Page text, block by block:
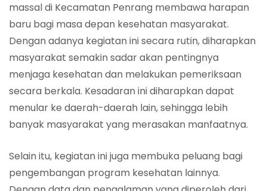
massal di Kecamatan Penrang membawa harapan
baru bagi masa depan kesehatan masyarakat.
Dengan adanya kegiatan ini secara rutin, diharapkan
masyarakat semakin sadar akan pentingnya
menjaga kesehatan dan melakukan pemeriksaan
secara berkala. Kesadaran ini diharapkan dapat
menular ke daerah-daerah lain, sehingga lebih
banyak masyarakat yang merasakan manfaatnya.
Selain itu, kegiatan ini juga membuka peluang bagi
pengembangan program kesehatan lainnya.